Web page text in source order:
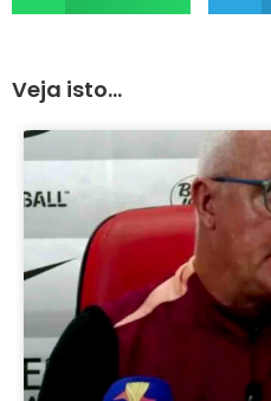
Veja isto...